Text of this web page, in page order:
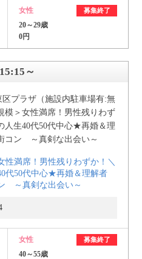
女性 募集終了
20～29歳
0円
～
性満席！男性残りわずか！＼
代50代中心★再婚＆理解者
～真剣な出会い～
女性 募集終了
40～55歳